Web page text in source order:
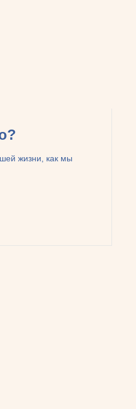
жизни, как мы